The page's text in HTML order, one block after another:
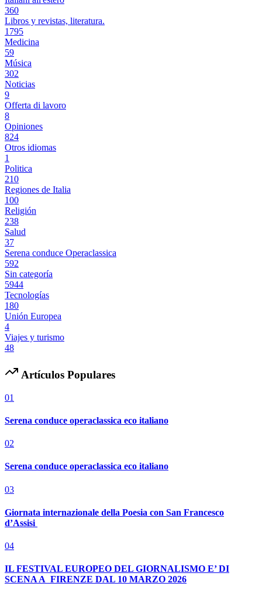
360
Libros y revistas, literatura.
1795
Medicina
59
Música
302
Noticias
9
Offerta di lavoro
8
Opiniones
824
Otros idiomas
1
Politica
210
Regiones de Italia
100
Religión
238
Salud
37
Serena conduce Operaclassica
592
Sin categoría
5944
Tecnologías
180
Unión Europea
4
Viajes y turismo
48
Artículos Populares
01
Serena conduce operaclassica eco italiano
02
Serena conduce operaclassica eco italiano
03
Giornata internazionale della Poesia con San Francesco
d’Assisi
04
IL FESTIVAL EUROPEO DEL GIORNALISMO E’ DI
SCENA A FIRENZE DAL 10 MARZO 2026